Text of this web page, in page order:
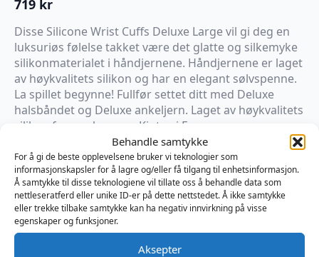
Behandle samtykke
For å gi de beste opplevelsene bruker vi teknologier som
informasjonskapsler for å lagre og/eller få tilgang til enhetsinformasjon.
Å samtykke til disse teknologiene vil tillate oss å behandle data som
nettleseratferd eller unike ID-er på dette nettstedet. Å ikke samtykke
eller trekke tilbake samtykke kan ha negativ innvirkning på visse
egenskaper og funksjoner.
Aksepter
719 kr
Disse Silicone Wrist Cuffs Deluxe Large vil gi deg en
luksuriøs følelse takket være det glatte og silkemyke
silikonmaterialet i håndjernene. Håndjernene er laget
av høykvalitets silikon og har en elegant sølvspenne.
La spillet begynne! Fullfør settet ditt med Deluxe
halsbåndet og Deluxe ankeljern. Laget av høykvalitets
silikon fra merkevaren Kiotos i Europa.
På vei til lager ×
Produktnummer:OPR152001000
Kategorier: BDSM,Mansjetter
Brand: